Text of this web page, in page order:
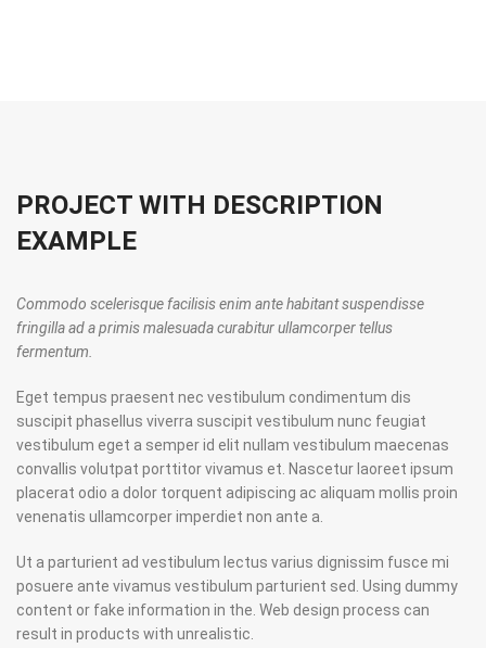
PROJECT WITH DESCRIPTION
EXAMPLE
Commodo scelerisque facilisis enim ante habitant suspendisse
fringilla ad a primis malesuada curabitur ullamcorper tellus
fermentum.
Eget tempus praesent nec vestibulum condimentum dis
suscipit phasellus viverra suscipit vestibulum nunc feugiat
vestibulum eget a semper id elit nullam vestibulum maecenas
convallis volutpat porttitor vivamus et. Nascetur laoreet ipsum
placerat odio a dolor torquent adipiscing ac aliquam mollis proin
venenatis ullamcorper imperdiet non ante a.
Ut a parturient ad vestibulum lectus varius dignissim fusce mi
posuere ante vivamus vestibulum parturient sed. Using dummy
content or fake information in the. Web design process can
result in products with unrealistic.